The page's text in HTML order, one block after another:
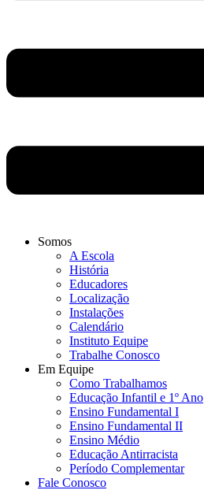
Somos
A Escola
História
Educadores
Localização
Instalações
Calendário
Instituto Equipe
Trabalhe Conosco
Em Equipe
Como Trabalhamos
Educação Infantil e 1º Ano
Ensino Fundamental I
Ensino Fundamental II
Ensino Médio
Educação Antirracista
Período Complementar
Fale Conosco